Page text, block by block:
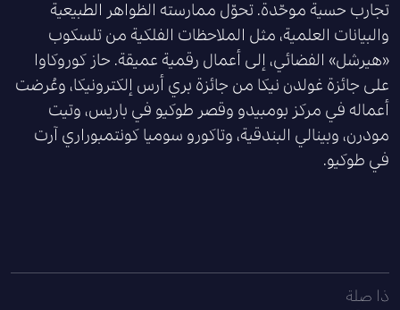
تجارب حسية موحّدة. تحوّل ممارسته الظواهر الطبيعية
والبيانات العلمية، مثل الملاحظات الفلكية من تلسكوب
«هيرشل» الفضائي، إلى أعمال رقمية عميقة. حاز كوروكاوا
على جائزة غولدن نيكا من جائزة بري أرس إلكترونيكا، وعُرضت
أعماله في مركز بومبيدو وقصر طوكيو في باريس، وتيت
مودرن، وبينالي البندقية، وتاكورو سوميا كونتمبوراري آرت
في طوكيو.
ذا صلة